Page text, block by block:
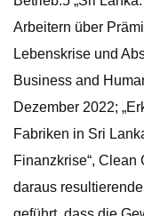
Arbeitern über
Lebenskrise und
Business and
Dezember 2022;
Fabriken in Sri
Finanzkrise“,
daraus